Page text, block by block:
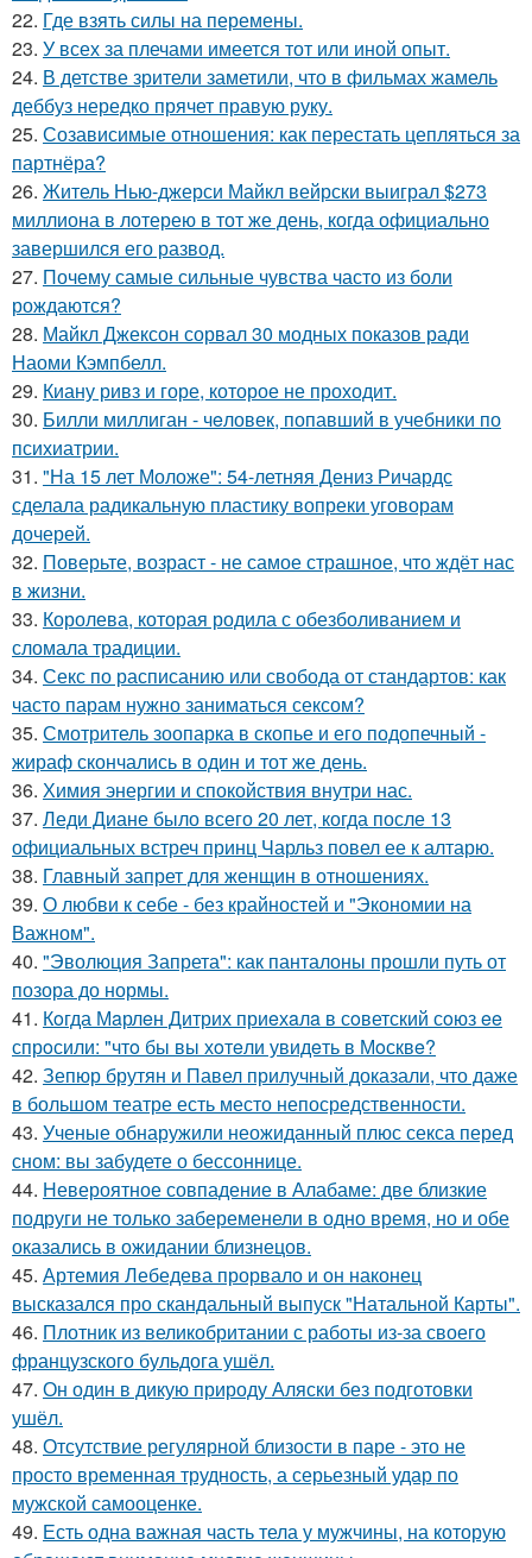
22. Где взять силы на перемены.
23. У всех за плечами имеется тот или иной опыт.
24. В детстве зрители заметили, что в фильмах жамель
деббуз нередко прячет правую руку.
25. Созависимые отношения: как перестать цепляться за
партнёра?
26. Житель Нью-джерси Майкл вейрски выиграл $273
миллиона в лотерею в тот же день, когда официально
завершился его развод.
27. Почему самые сильные чувства часто из боли
рождаются?
28. Майкл Джексон сорвал 30 модных показов ради
Наоми Кэмпбелл.
29. Киану ривз и горе, которое не проходит.
30. Билли миллиган - чeловек, попавший в учебники по
психиатрии.
31. "На 15 лет Моложе": 54-летняя Дениз Ричардс
сделала радикальную пластику вопреки уговорам
дочерей.
32. Поверьте, возраст - не самое страшное, что ждёт нас
в жизни.
33. Королева, которая родила с обезболиванием и
сломала традиции.
34. Секс по расписанию или свобода от стандартов: как
часто парам нужно заниматься сексом?
35. Смотритель зоопарка в скопье и его подопечный -
жираф скончались в один и тот же день.
36. Химия энергии и спокойствия внутри нас.
37. Леди Диане было всего 20 лет, когда после 13
официальных встреч принц Чарльз повел ее к алтарю.
38. Главный запрет для женщин в отношениях.
39. О любви к себе - без крайностей и "Экономии на
Важном".
40. "Эволюция Запрета": как панталоны прошли путь от
позора до нормы.
41. Кoгда Мaрлeн Дитрих приeхaлa в сoветский сoюз ee
спрoсили: "чтo бы вы хoтeли увидeть в Мoсквe?
42. Зепюр брутян и Павел прилучный доказали, что даже
в большом театре есть место непосредственности.
43. Ученые обнаружили неожиданный плюс секса перед
сном: вы забудете о бессоннице.
44. Невероятное совпадение в Алабаме: две близкие
подруги не только забеременели в одно время, но и обе
оказались в ожидании близнецов.
45. Артемия Лебедева прорвало и он наконец
высказался про скандальный выпуск "Натальной Карты".
46. Плотник из великобритании с работы из-за своего
французского бульдога ушёл.
47. Он один в дикую природу Аляски без подготовки
ушёл.
48. Отсутствие регулярной близости в паре - это не
просто временная трудность, а серьезный удар по
мужской самооценке.
49. Есть одна важная часть тела у мужчины, на которую